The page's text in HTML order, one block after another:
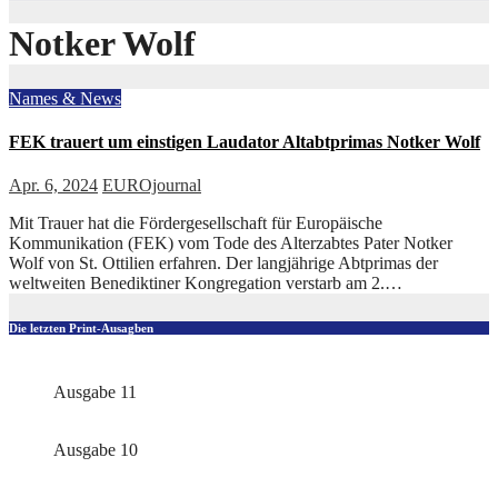
Notker Wolf
Names & News
FEK trauert um einstigen Laudator Altabtprimas Notker Wolf
Apr. 6, 2024 EUROjournal
Mit Trauer hat die Fördergesellschaft für Europäische
Kommunikation (FEK) vom Tode des Alterzabtes Pater Notker
Wolf von St. Ottilien erfahren. Der langjährige Abtprimas der
weltweiten Benediktiner Kongregation verstarb am 2.…
Die letzten Print-Ausagben
Ausgabe 11
Ausgabe 10